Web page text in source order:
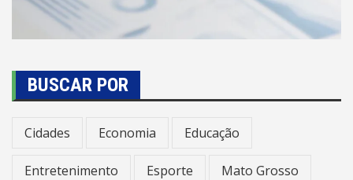
BUSCAR POR
Cidades Economia Educação
Entretenimento Esporte Mato Grosso